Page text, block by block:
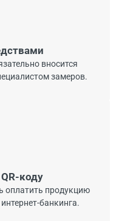
вносится
замеров.
коду
оплатить продукцию
банкинга.